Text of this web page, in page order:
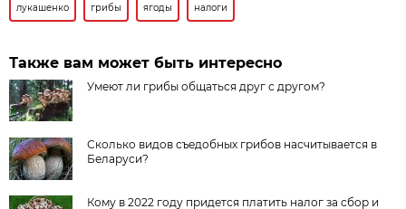
лукашенко грибы ягоды налоги
Также вам может быть интересно
Умеют ли грибы общаться друг с другом?
Сколько видов съедобных грибов насчитывается в
Беларуси?
Кому в 2022 году придется платить налог за сбор и